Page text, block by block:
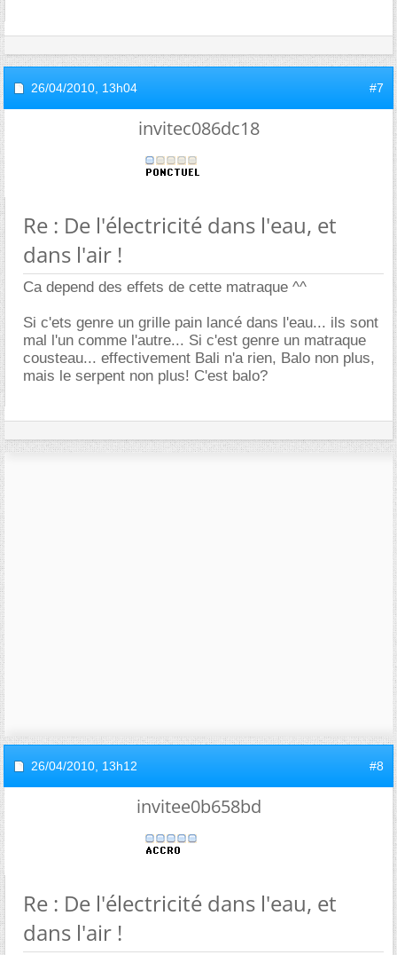
26/04/2010, 13h04 #7
invitec086dc18
Re : De l'électricité dans l'eau, et
dans l'air !
Ca depend des effets de cette matraque ^^
Si c'ets genre un grille pain lancé dans l'eau... ils sont
mal l'un comme l'autre... Si c'est genre un matraque
cousteau... effectivement Bali n'a rien, Balo non plus,
mais le serpent non plus! C'est balo?
26/04/2010, 13h12 #8
invitee0b658bd
Re : De l'électricité dans l'eau, et
dans l'air !